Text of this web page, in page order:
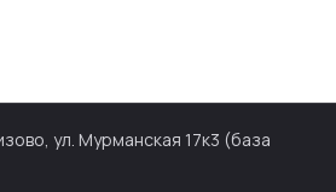
ул. Мурманская 17к3 (база